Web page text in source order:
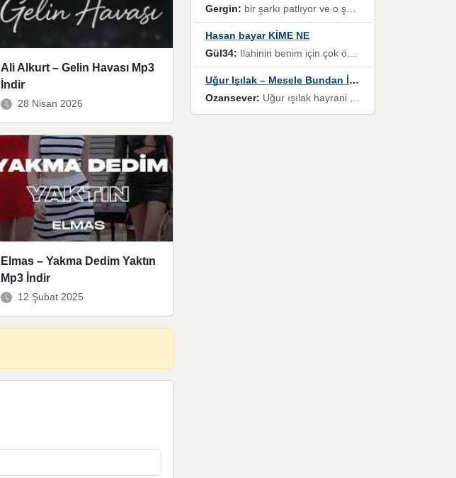
Ali Alkurt – Gelin Havası Mp3
İndir
28 Nisan 2026
Elmas – Yakma Dedim Yaktın
Mp3 İndir
12 Şubat 2025
Gergin: bir şarkı patlıyor ve o şarkıyı millet her paylaşımın altına koyuyor ve öyle bir durum hal alıyor ki şarkıyı dinlemeden şarkıdan bikıyorsun Ama bu enteresan bir şekilde dillere dolanıyor millet olarak seviyoruz dertlerle boğuşurken bir yandan da göbek atmayi))) diyeceklerim bu kadar güzel hoş bir sayfa emeğinize sağlık arkadaşlar kolay gelsin
Hasan bayar KİME NE
Gül34: Ilahinin benim için çok özel bir yeri var İlk çıktığında komşum ne kadar yüksek sesle dinliyorsa orada duymuştum ve YouTube'dan aratıp Bu ilahiyi bulmuştum ve sonra müdavimi oldum günlük Ben de 3-5 kere dinleyip ezberleyip artık ilahiye bende eşlik ediyorum yüksek sesle Allah razı olsun hizmet nimettir Rabbim sizin zahmetlerinize de hayırlı nimetler versin Selam ve dua ile Allah'a emanet olun
Uğur Işılak – Mesele Bundan İbaret
Ozansever: Uğur ışılak hayrani olarak eski yeni tüm eserlerini keyifle huzurla dinleyenlerden birisiyim, emeğine saygı duyan gönül veren bunu en güzel şekilde sevenlerine ulaştıran siz değerli sayfa yöneticilerine de teşekkür ederim